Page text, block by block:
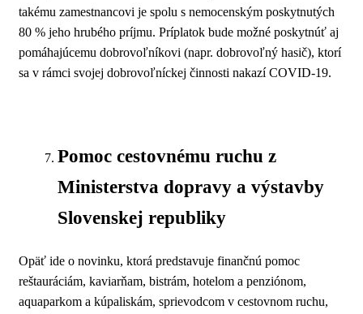
takému zamestnancovi je spolu s nemocenským poskytnutých
80 % jeho hrubého príjmu. Príplatok bude možné poskytnúť aj
pomáhajúcemu dobrovoľníkovi (napr. dobrovoľný hasič), ktorí
sa v rámci svojej dobrovoľníckej činnosti nakazí COVID-19.
Pomoc cestovnému ruchu z
Ministerstva dopravy a výstavby
Slovenskej republiky
Opäť ide o novinku, ktorá predstavuje finančnú pomoc
reštauráciám, kaviarňam, bistrám, hotelom a penziónom,
aquaparkom a kúpaliskám, sprievodcom v cestovnom ruchu,